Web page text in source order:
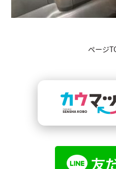
ページ